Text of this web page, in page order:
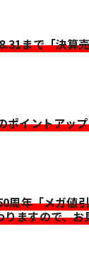
まで「決算
ポイントアッ
周年「メガ値
りますので、お